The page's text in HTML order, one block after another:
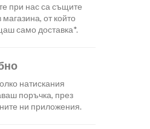
при нас са същите
магазина, от който
само доставка*.
натискания
поръчка, през
ни приложения.